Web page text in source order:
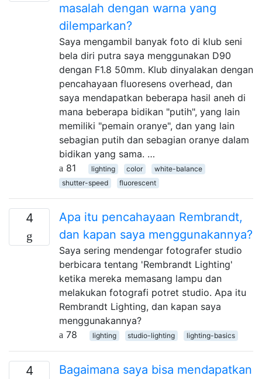
masalah dengan warna yang
dilemparkan?
Saya mengambil banyak foto di klub seni
bela diri putra saya menggunakan D90
dengan F1.8 50mm. Klub dinyalakan dengan
pencahayaan fluoresens overhead, dan
saya mendapatkan beberapa hasil aneh di
mana beberapa bidikan "putih", yang lain
memiliki "pemain oranye", dan yang lain
sebagian putih dan sebagian oranye dalam
bidikan yang sama. …
81
lighting color
white-balance
shutter-speed
fluorescent
4
Apa itu pencahayaan Rembrandt,
dan kapan saya menggunakannya?
Saya sering mendengar fotografer studio
berbicara tentang 'Rembrandt Lighting'
ketika mereka memasang lampu dan
melakukan fotografi potret studio. Apa itu
Rembrandt Lighting, dan kapan saya
menggunakannya?
78
lighting studio-lighting lighting-basics
4
Bagaimana saya bisa mendapatkan